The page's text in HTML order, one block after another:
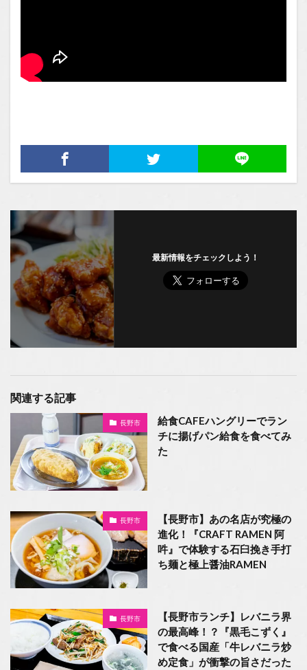
最新情報をチェックしよう！
関連する記事
長野市
給食CAFEハングリーでラン
チに揚げパン給食を食べてみ
た
長野市
【長野市】あの名店が究極の
進化！『CRAFT RAMEN 阿
吽』で体験する石臼挽き手打
ち麺と極上醤油RAMEN
長野市
【長野市ランチ】レバニラ界
の最高峰！？『黒毛こずく』
で食べる国産「牛レバニラ炒
め定食」が衝撃の旨さだった